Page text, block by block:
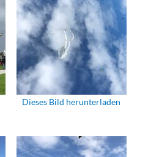
Dieses Bild herunterladen